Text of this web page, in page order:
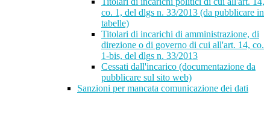
co. 1, del dlgs n. 33/2013 (da pubblicare in
tabelle)
Titolari di incarichi di amministrazione, di
direzione o di governo di cui all'art. 14, co.
1-bis, del dlgs n. 33/2013
Cessati dall'incarico (documentazione da
pubblicare sul sito web)
Sanzioni per mancata comunicazione dei dati